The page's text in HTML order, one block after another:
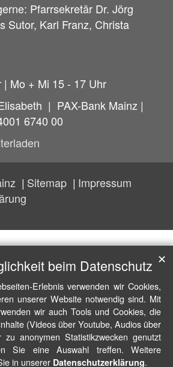
Pfarrsekretär Dr. Jörg
Sutor, Karl Franz, Christa
Mo + Mi 15 - 17 Uhr
| PAX-Bank Mainz |
6740 00
Sitemap
Impressum
beim Datenschutz
Erlebnis verwenden wir Cookies,
unserer Website notwendig sind. Mit
wir auch Tools und Cookies, die
(Videos über Youtube, Audios über
anonymen Statistikzwecken genutzt
Sie eine Auswahl treffen. Weitere
in unserer Datenschutzerklärung.
✕